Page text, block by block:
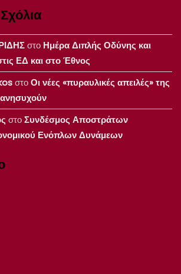
στο Ημέρα Διπλής Οδύνης και
ΕΔ και στο Έθνος
στοΟι νέες «πυραυλικές απειλές» της
στοΣυνδέσμος Αποστράτων
Ενόπλων Δυνάμεων